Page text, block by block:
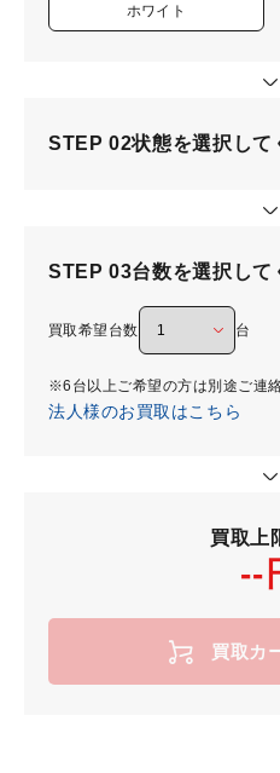
ホワイト
STEP 02状態を選択して
STEP 03台数を選択して
買取希望台数 台
※6台以上ご希望の方は別途ご連絡
法人様のお買取はこちら
買取上
--
買取カ